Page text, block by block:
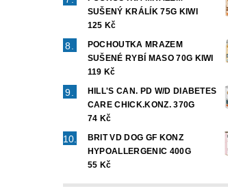
SUŠENÝ KRÁLÍK 75G KIWI
125 Kč
POCHOUTKA MRAZEM
SUŠENÉ RYBÍ MASO 70G KIWI
119 Kč
HILL'S CAN. PD W/D DIABETES
CARE CHICK.KONZ. 370G
74 Kč
BRIT VD DOG GF KONZ
HYPOALLERGENIC 400G
55 Kč